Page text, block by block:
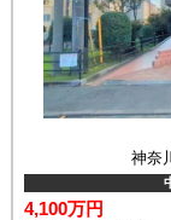
神奈
4,100万円